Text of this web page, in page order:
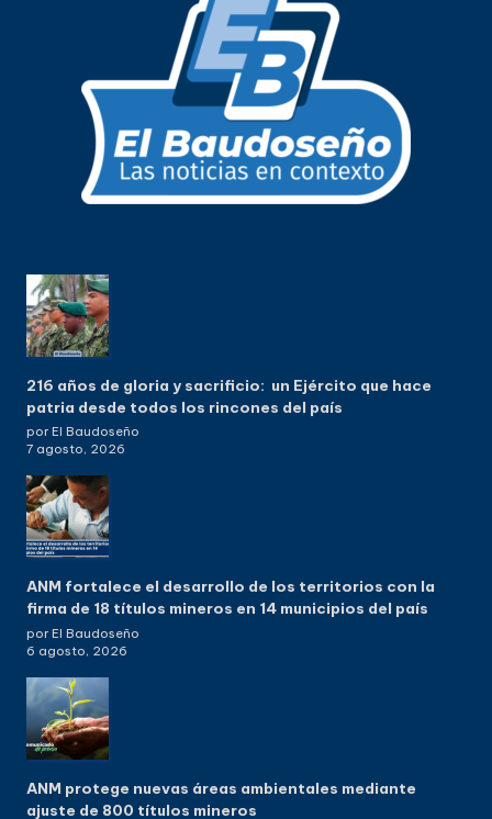
216 años de gloria y sacrificio: un Ejército que hace
patria desde todos los rincones del país
por El Baudoseño
7 agosto, 2026
ANM fortalece el desarrollo de los territorios con la
firma de 18 títulos mineros en 14 municipios del país
por El Baudoseño
6 agosto, 2026
ANM protege nuevas áreas ambientales mediante
ajuste de 800 títulos mineros